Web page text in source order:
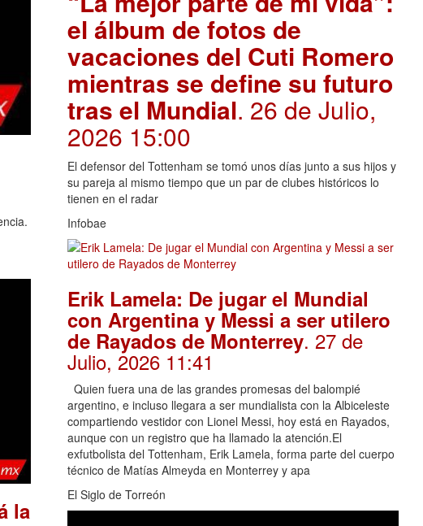
la
el álbum de fotos de
vacaciones del Cuti Romero
mientras se define su futuro
tras el Mundial. 26 de Julio,
2026 15:00
El defensor del Tottenham se tomó unos días junto a sus hijos y
su pareja al mismo tiempo que un par de clubes históricos lo
tienen en el radar
Infobae
Erik Lamela: De jugar el Mundial
con Argentina y Messi a ser utilero
de Rayados de Monterrey. 27 de
Julio, 2026 11:41
Quien fuera una de las grandes promesas del balompié
argentino, e incluso llegara a ser mundialista con la Albiceleste
compartiendo vestidor con Lionel Messi, hoy está en Rayados,
aunque con un registro que ha llamado la atención.El
exfutbolista del Tottenham, Erik Lamela, forma parte del cuerpo
técnico de Matías Almeyda en Monterrey y apa
El Siglo de Torreón